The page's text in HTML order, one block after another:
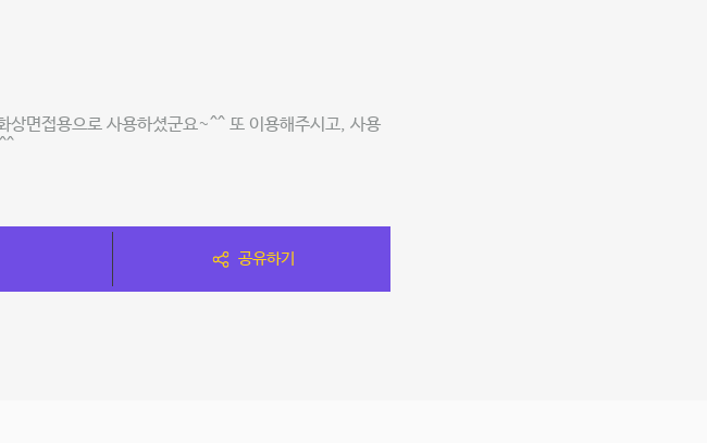
상면접용으로 사용하셨군요~^^ 또 이용해주시고, 사용
공유하기